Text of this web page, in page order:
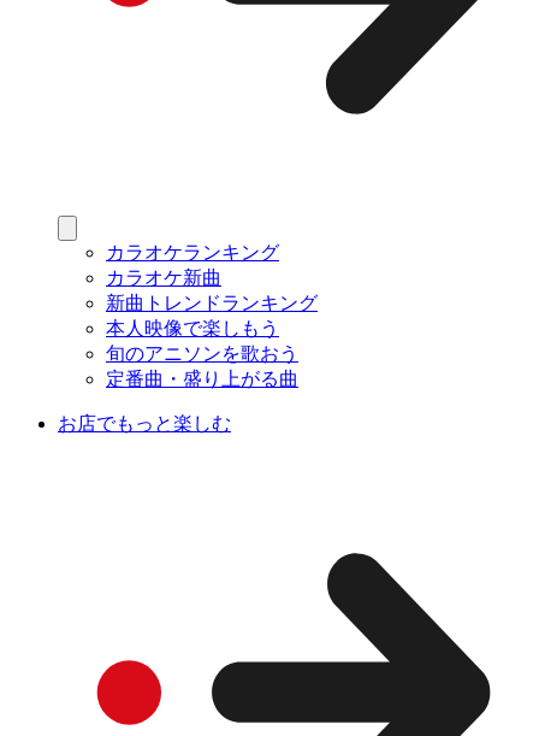
カラオケランキング
カラオケ新曲
新曲トレンドランキング
本人映像で楽しもう
旬のアニソンを歌おう
定番曲・盛り上がる曲
お店でもっと楽しむ